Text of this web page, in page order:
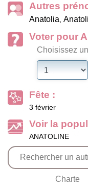
Autres
Anatolia,
Voter pour
Choisissez
Fête :
3 février
Voir la
ANATOLINE
Charte